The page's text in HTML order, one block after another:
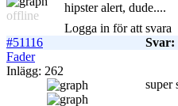
offline
hipster alert, dude....
Logga in för att svara
#51116
Svar:
Fader
Inlägg: 262
super